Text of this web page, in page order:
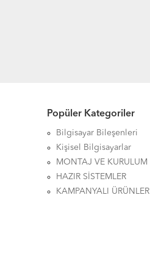
Popüler Kategoriler
Bilgisayar Bileşenleri
Kişisel Bilgisayarlar
MONTAJ VE KURULUM
HAZIR SİSTEMLER
KAMPANYALI ÜRÜNLER